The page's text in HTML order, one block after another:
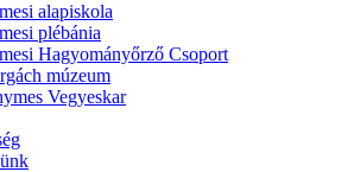
alapiskola
plébánia
Hagyományőrző Csoport
múzeum
Vegyeskar